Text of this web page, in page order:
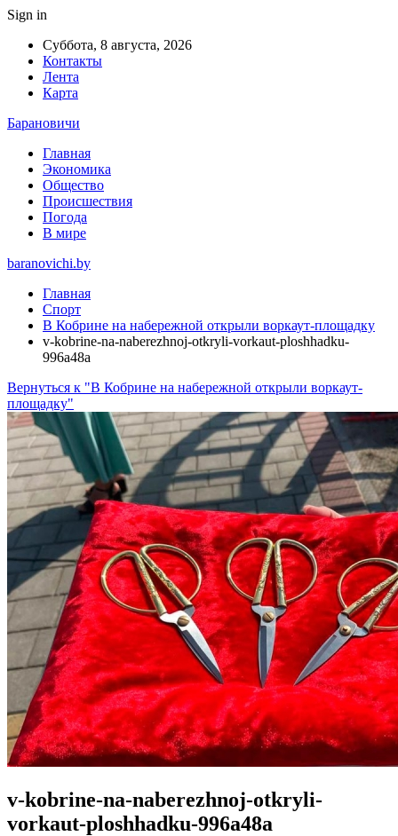
Sign in
Суббота, 8 августа, 2026
Контакты
Лента
Карта
Барановичи
Главная
Экономика
Общество
Происшествия
Погода
В мире
baranovichi.by
Главная
Спорт
В Кобрине на набережной открыли воркаут-площадку
v-kobrine-na-naberezhnoj-otkryli-vorkaut-ploshhadku-
996a48a
Вернуться к "В Кобрине на набережной открыли воркаут-
площадку"
v-kobrine-na-naberezhnoj-otkryli-
vorkaut-ploshhadku-996a48a